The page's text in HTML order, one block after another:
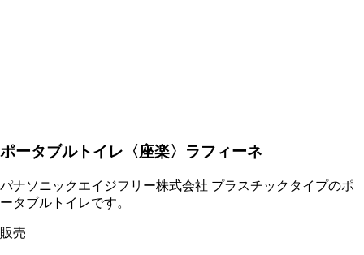
ポータブルトイレ〈座楽〉ラフィーネ
パナソニックエイジフリー株式会社 プラスチックタイプのポ
ータブルトイレです。
販売